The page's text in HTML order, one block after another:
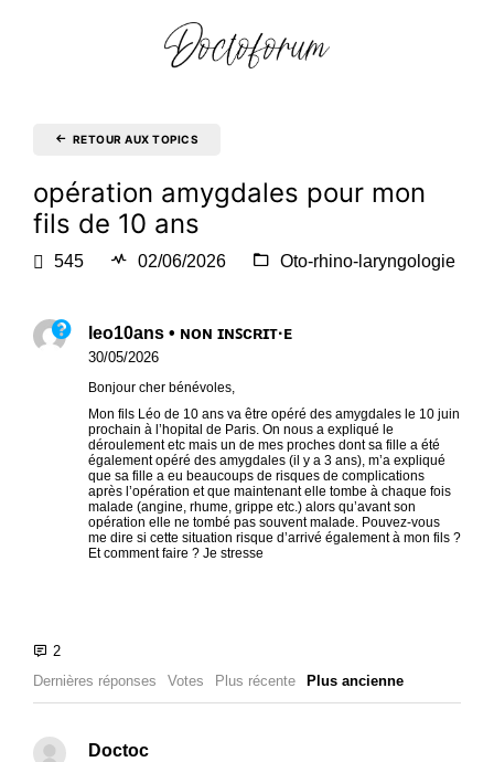
RETOUR AUX TOPICS
opération amygdales pour mon
fils de 10 ans
545 02/06/2026 Oto-rhino-laryngologie
leo10ans • ɴᴏɴ ɪɴꜱᴄʀɪᴛ·ᴇ
30/05/2026
Bonjour cher bénévoles,
Mon fils Léo de 10 ans va être opéré des amygdales le 10 juin
prochain à l’hopital de Paris. On nous a expliqué le
déroulement etc mais un de mes proches dont sa fille a été
également opéré des amygdales (il y a 3 ans), m’a expliqué
que sa fille a eu beaucoups de risques de complications
après l’opération et que maintenant elle tombe à chaque fois
malade (angine, rhume, grippe etc.) alors qu’avant son
opération elle ne tombé pas souvent malade. Pouvez-vous
me dire si cette situation risque d’arrivé également à mon fils ?
Et comment faire ? Je stresse
Dernières réponses Votes Plus récente Plus ancienne
Doctoc